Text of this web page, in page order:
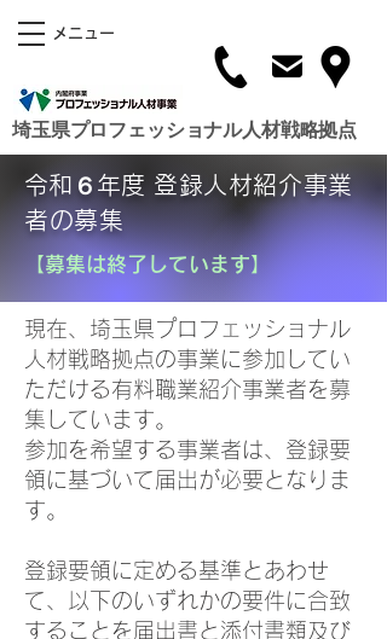
メニュー
埼玉県プロフェッショナル人材戦略拠点
令和６年度 登録人材紹介事業
者の募集
【募集は終了しています】
現在、埼玉県プロフェッショナル
人材戦略拠点の事業に参加してい
ただける有料職業紹介事業者を募
集しています。
参加を希望する事業者は、登録要
領に基づいて届出が必要となりま
す。
登録要領に定める基準とあわせ
て、以下のいずれかの要件に合致
することを届出書と添付書類及び